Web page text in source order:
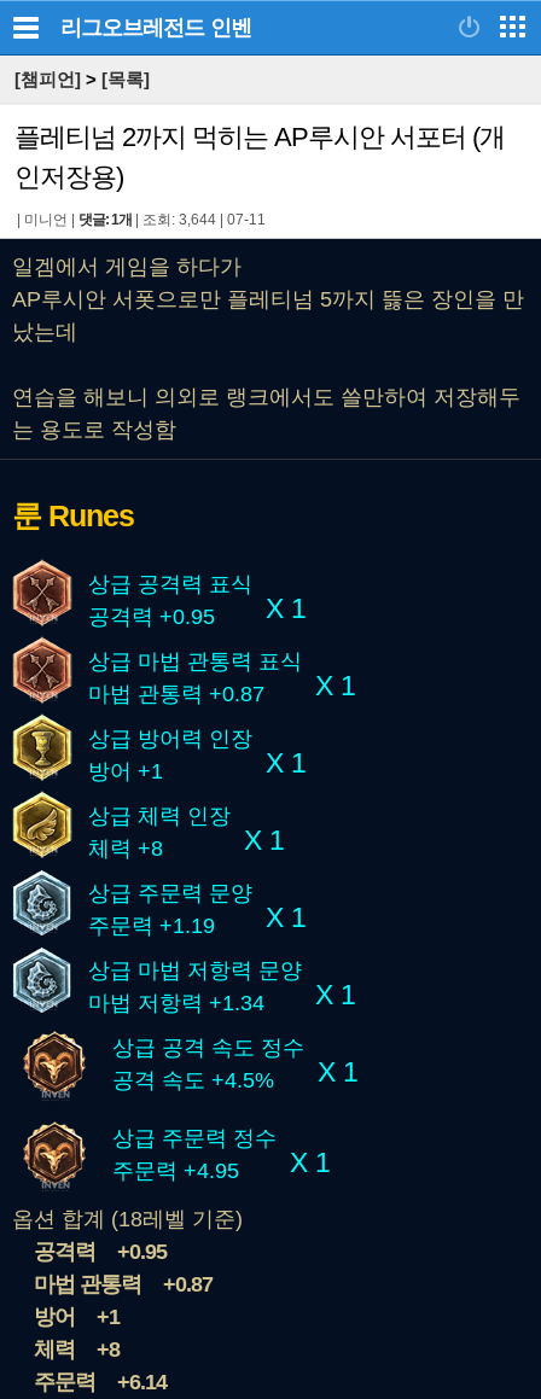
리그오브레전드 인벤
[챔피언] > [목록]
플레티넘 2까지 먹히는 AP루시안 서포터 (개
인저장용)
미니언 댓글: 1개 조회: 3,644 07-11
일겜에서 게임을 하다가
AP루시안 서폿으로만 플레티넘 5까지 뜷은 장인을 만
났는데
연습을 해보니 의외로 랭크에서도 쓸만하여 저장해두
는 용도로 작성함
룬 Runes
상급 공격력 표식
공격력 +0.95
X 1
상급 마법 관통력 표식
마법 관통력 +0.87
X 1
상급 방어력 인장
방어 +1
X 1
상급 체력 인장
체력 +8
X 1
상급 주문력 문양
주문력 +1.19
X 1
상급 마법 저항력 문양
마법 저항력 +1.34
X 1
상급 공격 속도 정수
공격 속도 +4.5%
X 1
상급 주문력 정수
주문력 +4.95
X 1
옵션 합계 (18레벨 기준)
공격력
+0.95
마법 관통력
+0.87
방어
+1
체력
+8
주문력
+6.14